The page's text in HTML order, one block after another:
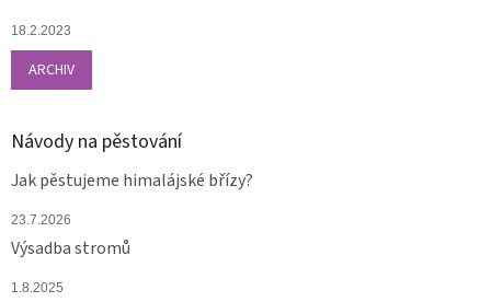
18.2.2023
ARCHIV
Návody na pěstování
Jak pěstujeme himalájské břízy?
23.7.2026
Výsadba stromů
1.8.2025